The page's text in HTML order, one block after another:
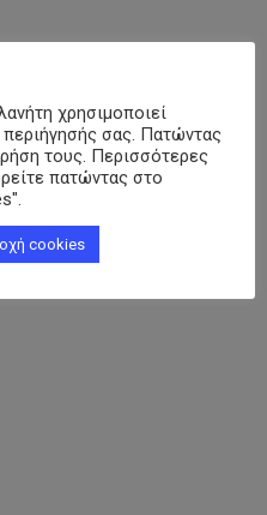
χρησιμοποιεί
σας. Πατώντας
τους. Περισσότερες
πατώντας στο
cookies